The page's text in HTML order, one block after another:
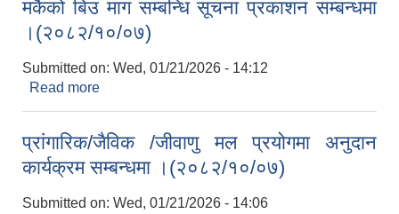
मकैको बिउ माग सम्बन्धि सूचना प्रकाशन सम्बन्धमा
।(२०८२/१०/०७)
Submitted on: Wed, 01/21/2026 - 14:12
Read more
प्रांगारिक/जैविक /जीवाणु मल प्रयोगमा अनुदान
कार्यक्रम सम्बन्धमा ।(२०८२/१०/०७)
Submitted on: Wed, 01/21/2026 - 14:06